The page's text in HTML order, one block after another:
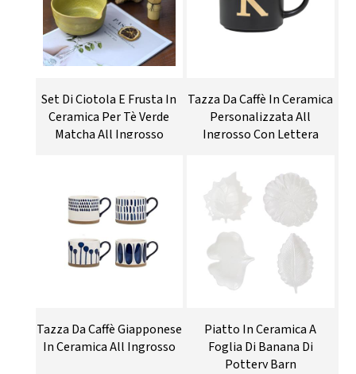
Set Di Ciotola E Frusta In
Ceramica Per Tè Verde
Matcha All Ingrosso
Tazza Da Caffè In Ceramica
Personalizzata All
Ingrosso Con Lettera
Tazza Da Caffè Giapponese
In Ceramica All Ingrosso
Piatto In Ceramica A
Foglia Di Banana Di
Pottery Barn